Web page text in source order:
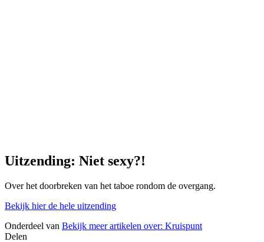
Uitzending: Niet sexy?!
Over het doorbreken van het taboe rondom de overgang.
Bekijk hier de hele uitzending
Onderdeel van Bekijk meer artikelen over: Kruispunt
Delen